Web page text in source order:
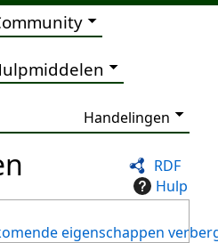
Handelingen
RDF
Hulp
eigenschappen